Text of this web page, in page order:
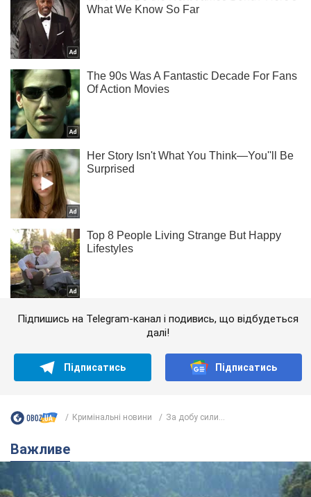
Підпишись на Telegram-канал і подивись, що відбудеться
далі!
Підписатись Підписатись
Кримінальні новини За добу сили...
Важливе